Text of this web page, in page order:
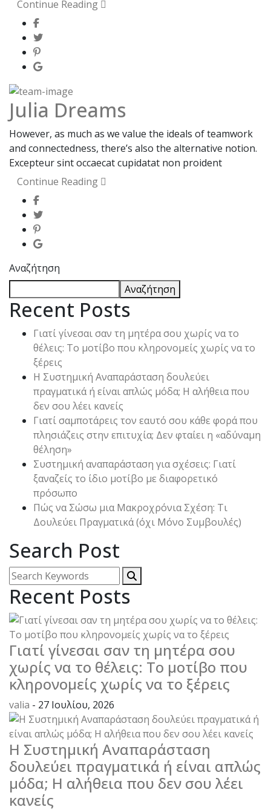
Continue Reading
Julia Dreams
However, as much as we value the ideals of teamwork
and connectedness, there’s also the alternative notion.
Excepteur sint occaecat cupidatat non proident
Continue Reading
Αναζήτηση
Αναζήτηση
Recent Posts
Γιατί γίνεσαι σαν τη μητέρα σου χωρίς να το
θέλεις: Το μοτίβο που κληρονομείς χωρίς να το
ξέρεις
Η Συστημική Αναπαράσταση δουλεύει
πραγματικά ή είναι απλώς μόδα; Η αλήθεια που
δεν σου λέει κανείς
Γιατί σαμποτάρεις τον εαυτό σου κάθε φορά που
πλησιάζεις στην επιτυχία; Δεν φταίει η «αδύναμη
θέληση»
Συστημική αναπαράσταση για σχέσεις: Γιατί
ξαναζείς το ίδιο μοτίβο με διαφορετικό
πρόσωπο
Πώς να Σώσω μια Μακροχρόνια Σχέση: Τι
Δουλεύει Πραγματικά (όχι Μόνο Συμβουλές)
Search Post
Recent Posts
Γιατί γίνεσαι σαν τη μητέρα σου
χωρίς να το θέλεις: Το μοτίβο που
κληρονομείς χωρίς να το ξέρεις
valia - 27 Ιουλίου, 2026
Η Συστημική Αναπαράσταση
δουλεύει πραγματικά ή είναι απλώς
μόδα; Η αλήθεια που δεν σου λέει
κανείς